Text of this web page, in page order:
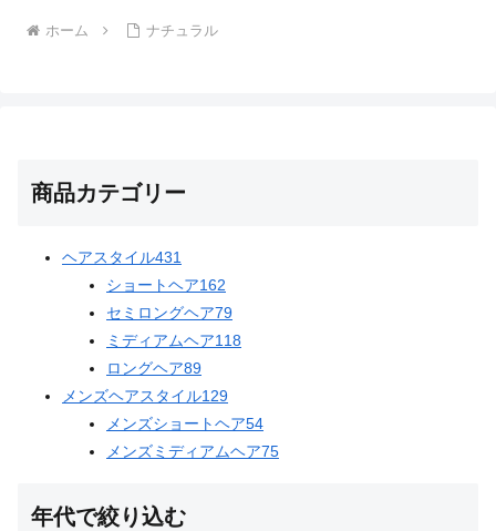
ホーム ナチュラル
商品カテゴリー
ヘアスタイル431
ショートヘア162
セミロングヘア79
ミディアムヘア118
ロングヘア89
メンズヘアスタイル129
メンズショートヘア54
メンズミディアムヘア75
年代で絞り込む